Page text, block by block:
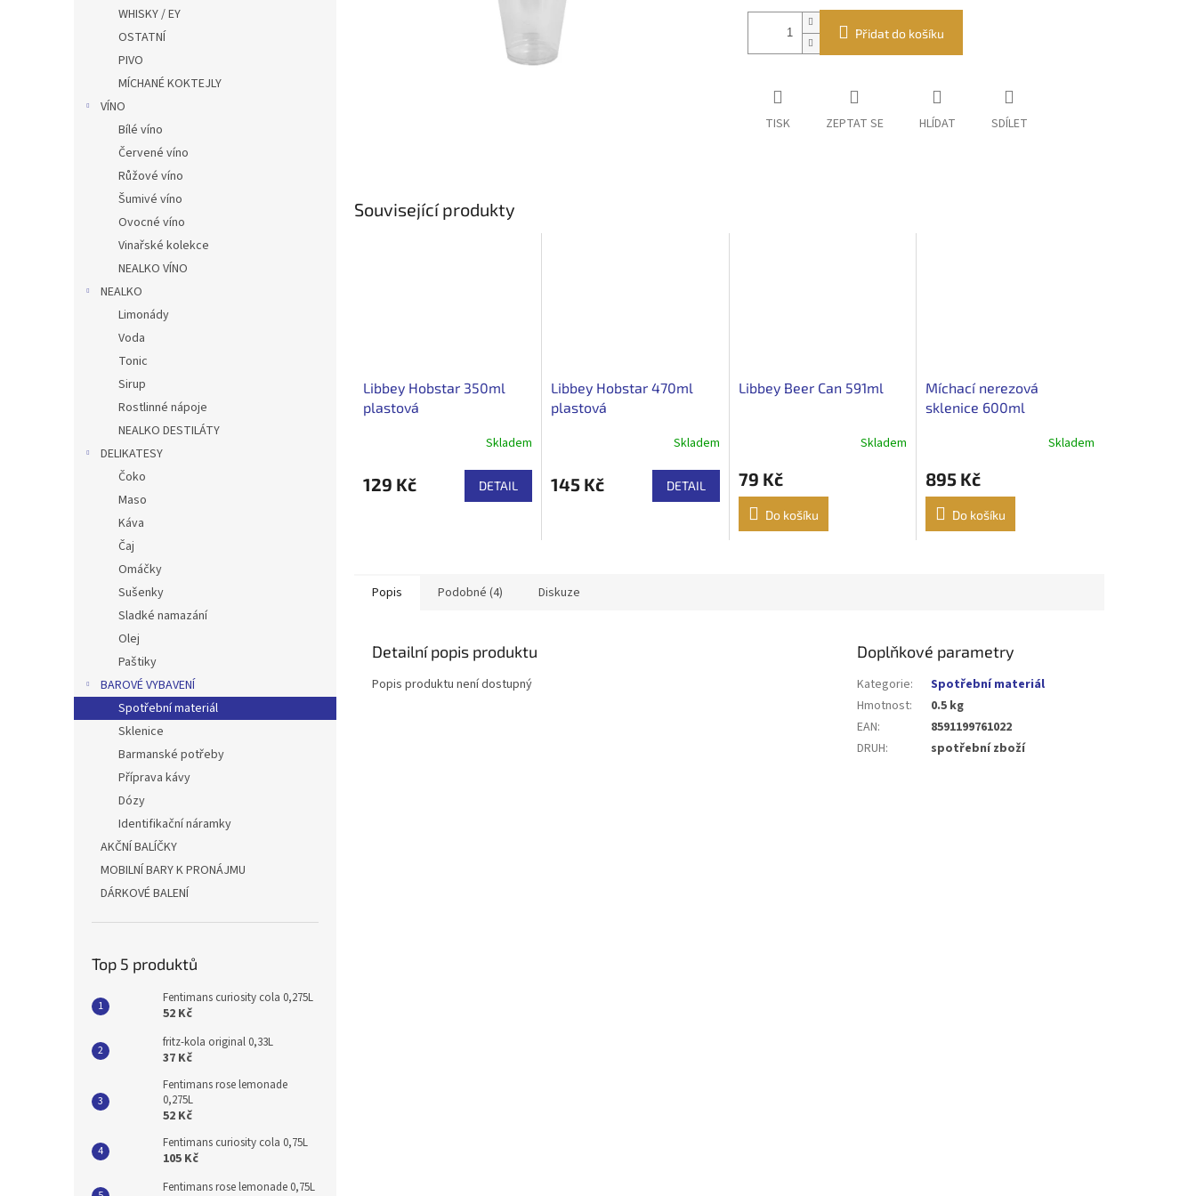
WHISKY / EY
OSTATNÍ
PIVO
MÍCHANÉ KOKTEJLY
VÍNO
Bílé víno
Červené víno
Růžové víno
Šumivé víno
Ovocné víno
Vinařské kolekce
NEALKO VÍNO
NEALKO
Limonády
Voda
Tonic
Sirup
Rostlinné nápoje
NEALKO DESTILÁTY
DELIKATESY
Čoko
Maso
Káva
Čaj
Omáčky
Sušenky
Sladké namazání
Olej
Paštiky
BAROVÉ VYBAVENÍ
Spotřební materiál
Sklenice
Barmanské potřeby
Příprava kávy
Dózy
Identifikační náramky
AKČNÍ BALÍČKY
MOBILNÍ BARY K PRONÁJMU
DÁRKOVÉ BALENÍ
Top 5 produktů
Fentimans curiosity cola 0,275L
52 Kč
fritz-kola original 0,33L
37 Kč
Fentimans rose lemonade
0,275L
52 Kč
Fentimans curiosity cola 0,75L
105 Kč
Fentimans rose lemonade 0,75L
Přidat do košíku
TISK ZEPTAT SE HLÍDAT SDÍLET
Související produkty
Libbey Hobstar 350ml
plastová
Skladem
129 Kč DETAIL
Libbey Hobstar 470ml
plastová
Skladem
145 Kč DETAIL
Libbey Beer Can 591ml
Skladem
79 Kč
Do košíku
Míchací nerezová
sklenice 600ml
Skladem
895 Kč
Do košíku
Popis Podobné (4) Diskuze
Detailní popis produktu
Popis produktu není dostupný
Doplňkové parametry
Kategorie:
Spotřební materiál
Hmotnost:
0.5 kg
EAN:
8591199761022
DRUH: spotřební zboží